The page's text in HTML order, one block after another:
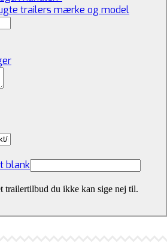
trailers mærke og model
blank
trailertilbud du ikke kan sige nej til.